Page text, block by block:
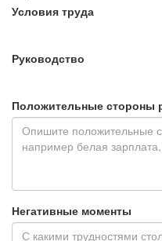
Условия труда
Руководство
Положительные стороны
Негативные моменты